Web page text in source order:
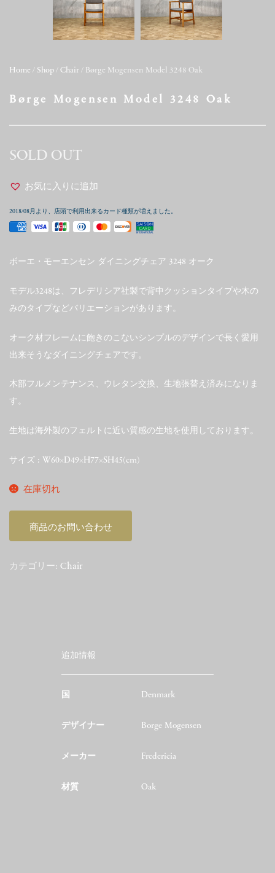
Home / Shop / Chair / Børge Mogensen Model 3248 Oak
Børge Mogensen Model 3248 Oak
SOLD OUT
お気に入りに追加
2018/08月より、店頭で利用出来るカード種類が増えました。
ボーエ・モーエンセン ダイニングチェア 3248 オーク
モデル3248は、フレデリシア社製で背中クッションタイプや木の
みのタイプなどバリエーションがあります。
オーク材フレームに飽きのこないシンプルのデザインで長く愛用
出来そうなダイニングチェアです。
木部フルメンテナンス、ウレタン交換、生地張替え済みになりま
す。
生地は海外製のフェルトに近い質感の生地を使用しております。
サイズ : W60×D49×H77×SH45(cm)
在庫切れ
商品のお問い合わせ
カテゴリー: Chair
追加情報
国 Denmark
デザイナー Borge Mogensen
メーカー Fredericia
材質 Oak